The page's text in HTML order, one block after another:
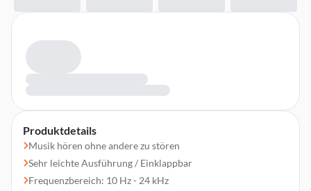
Produktdetails
Musik hören ohne andere zu stören
Sehr leichte Ausführung / Einklappbar
Frequenzbereich: 10 Hz - 24 kHz